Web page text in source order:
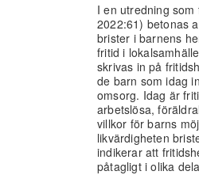
I en utredning
2022:61) betonas
brister i barnens
fritid i
skrivas in på
de barn som idag
omsorg. Idag är
arbetslösa,
villkor för barns
likvärdigheten
indikerar att
påtagligt i olika